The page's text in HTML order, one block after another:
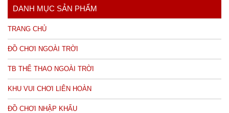
DANH MỤC SẢN PHẨM
TRANG CHỦ
ĐỒ CHƠI NGOÀI TRỜI
TB THỂ THAO NGOÀI TRỜI
KHU VUI CHƠI LIÊN HOÀN
ĐỒ CHƠI NHẬP KHẨU